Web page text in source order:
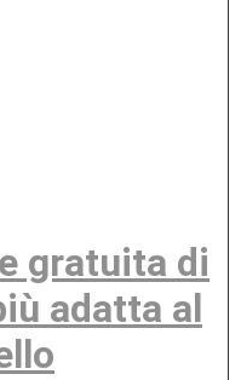
gratuita di
adatta al